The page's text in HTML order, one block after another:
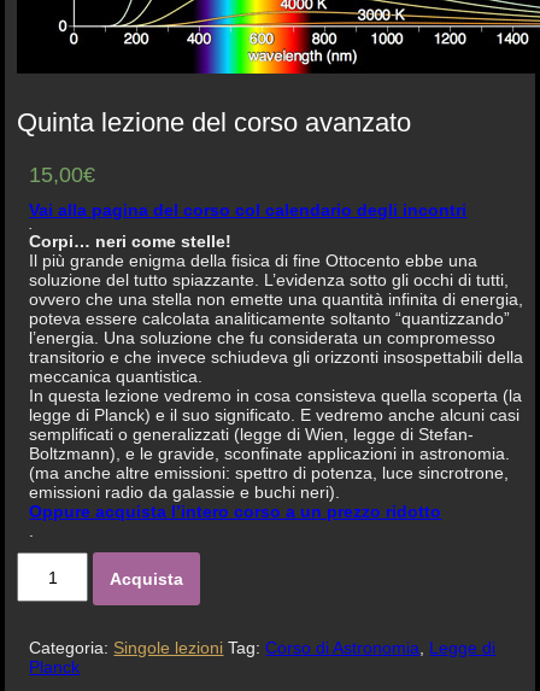
Quinta lezione del corso avanzato
15,00€
Vai alla pagina del corso col calendario degli incontri
.
Corpi… neri come stelle!
Il più grande enigma della fisica di fine Ottocento ebbe una
soluzione del tutto spiazzante. L’evidenza sotto gli occhi di tutti,
ovvero che una stella non emette una quantità infinita di energia,
poteva essere calcolata analiticamente soltanto “quantizzando”
l’energia. Una soluzione che fu considerata un compromesso
transitorio e che invece schiudeva gli orizzonti insospettabili della
meccanica quantistica.
In questa lezione vedremo in cosa consisteva quella scoperta (la
legge di Planck) e il suo significato. E vedremo anche alcuni casi
semplificati o generalizzati (legge di Wien, legge di Stefan-
Boltzmann), e le gravide, sconfinate applicazioni in astronomia.
(ma anche altre emissioni: spettro di potenza, luce sincrotrone,
emissioni radio da galassie e buchi neri).
Oppure acquista l’intero corso a un prezzo ridotto
.
Acquista
Categoria: Singole lezioni Tag:Corso di Astronomia, Legge di
Planck